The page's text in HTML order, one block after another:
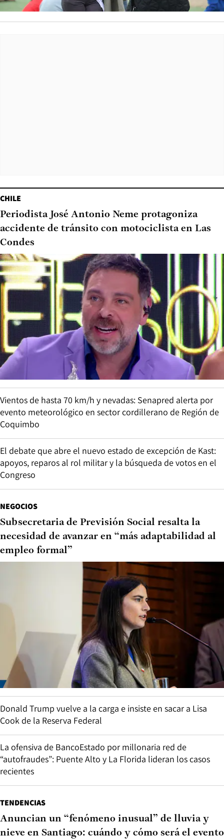
CHILE
Periodista José Antonio Neme protagoniza
accidente de tránsito con motociclista en Las
Condes
Vientos de hasta 70 km/h y nevadas: Senapred alerta por
evento meteorológico en sector cordillerano de Región de
Coquimbo
El debate que abre el nuevo estado de excepción de Kast:
apoyos, reparos al rol militar y la búsqueda de votos en el
Congreso
NEGOCIOS
Subsecretaria de Previsión Social resalta la
necesidad de avanzar en “más adaptabilidad al
empleo formal”
Donald Trump vuelve a la carga e insiste en sacar a Lisa
Cook de la Reserva Federal
La ofensiva de BancoEstado por millonaria red de
“autofraudes”: Puente Alto y La Florida lideran los casos
recientes
TENDENCIAS
Anuncian un “fenómeno inusual” de lluvia y
nieve en Santiago: cuándo y cómo será el evento